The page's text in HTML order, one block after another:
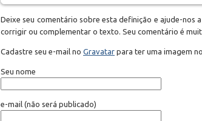
Deixe seu comentário sobre esta definição e ajude-nos
corrigir ou complementar o texto. Seu comentário é
Cadastre seu e-mail no Gravatar para ter uma imagem
Seu nome
e-mail (não será publicado)